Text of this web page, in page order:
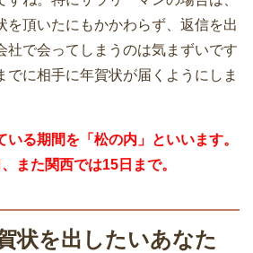
を頂いたにもかかわらず、返信を出
社で会ってしまうのは気まずいです
でに相手に年賀状が届くようにしま
る期間を「松の内」といいます。
また関西では15日まで。
状を出したいあなた